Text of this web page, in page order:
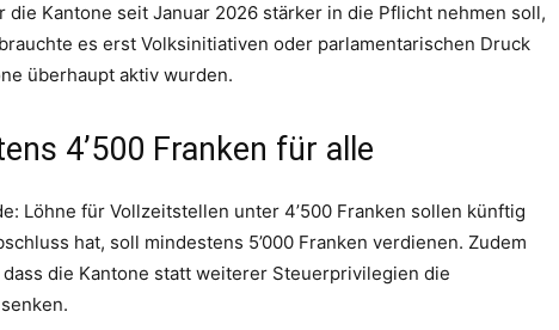
Kantone seit Januar 2026 stärker in die Pflicht nehmen soll,
es erst Volksinitiativen oder parlamentarischen Druck
überhaupt aktiv wurden.
4’500 Franken für alle
Löhne für Vollzeitstellen unter 4’500 Franken sollen künftig
hat, soll mindestens 5’000 Franken verdienen. Zudem
die Kantone statt weiterer Steuerprivilegien die